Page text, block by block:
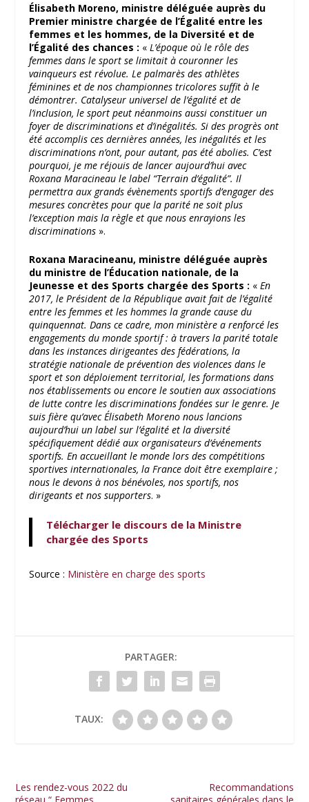
Élisabeth Moreno, ministre déléguée auprès du
Premier ministre chargée de l’Égalité entre les
femmes et les hommes, de la Diversité et de
l’Égalité des chances : «L’époque où le rôle des
femmes dans le sport se limitait à couronner les
vainqueurs est révolue. Le palmarès des athlètes
féminines et de nos championnes tricolores suffit à le
démontrer. Catalyseur universel de l’égalité et de
l’inclusion, le sport peut néanmoins aussi constituer un
foyer de discriminations et d’inégalités. Si des progrès ont
été accomplis ces dernières années, les inégalités et les
discriminations n’ont, pour autant, pas été abolies. C’est
pourquoi, je me réjouis de lancer aujourd’hui avec
Roxana Maracineau le label “Terrain d’égalité”. Il
permettra aux grands évènements sportifs d’engager des
mesures concrètes pour que la parité ne soit plus
l’exception mais la règle et que nous enrayions les
discriminations ».
Roxana Maracineanu, ministre déléguée auprès
du ministre de l’Éducation nationale, de la
Jeunesse et des Sports chargée des Sports : «En
2017, le Président de la République avait fait de l’égalité
entre les femmes et les hommes la grande cause du
quinquennat. Dans ce cadre, mon ministère a renforcé les
engagements du monde sportif : à travers la parité totale
dans les instances dirigeantes des fédérations, la
stratégie nationale de prévention des violences dans le
sport et son déploiement territorial, les formations dans
nos établissements ou encore le soutien aux associations
de lutte contre les discriminations fondées sur le genre. Je
suis fière qu’avec Élisabeth Moreno nous lancions
aujourd’hui un label sur l’égalité et la diversité
spécifiquement dédié aux organisateurs d’événements
sportifs. En accueillant le monde lors des compétitions
sportives internationales, la France doit être exemplaire ;
nous le devons à nos bénévoles, nos sportifs, nos
dirigeants et nos supporters. »
Télécharger le discours de la Ministre
chargée des Sports
Source : Ministère en charge des sports
PARTAGER:
TAUX:
Les rendez-vous 2022 du
réseau “ Femmes
Recommandations
sanitaires générales dans le